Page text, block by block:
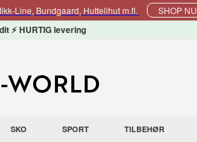
Line, Bundgaard, Huttelihut m.fl. SHOP NU
⚡ HURTIG levering
SKO SPORT TILBEHØR